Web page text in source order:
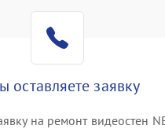
оставляете заявку
на ремонт видеостен